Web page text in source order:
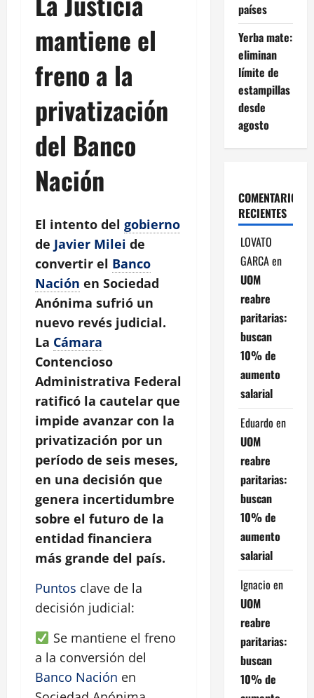
mantiene el
freno a la
privatización
del Banco
Nación
El intento del gobierno
de Javier Milei de
convertir el Banco
Nación en Sociedad
Anónima sufrió un
nuevo revés judicial.
La Cámara
Contencioso
Administrativa Federal
ratificó la cautelar que
impide avanzar con la
privatización por un
período de seis meses,
en una decisión que
genera incertidumbre
sobre el futuro de la
entidad financiera
más grande del país.
Puntos clave de la
decisión judicial:
Se mantiene el freno
a la conversión del
Banco Nación en
países
Yerba mate:
eliminan
límite de
estampillas
desde
agosto
COMENTARIOS
RECIENTES
LOVATO
GARCAen
UOM
reabre
paritarias:
buscan
10% de
aumento
salarial
Eduardo en
UOM
reabre
paritarias:
buscan
10% de
aumento
salarial
Ignacio en
UOM
reabre
paritarias:
buscan
10% de